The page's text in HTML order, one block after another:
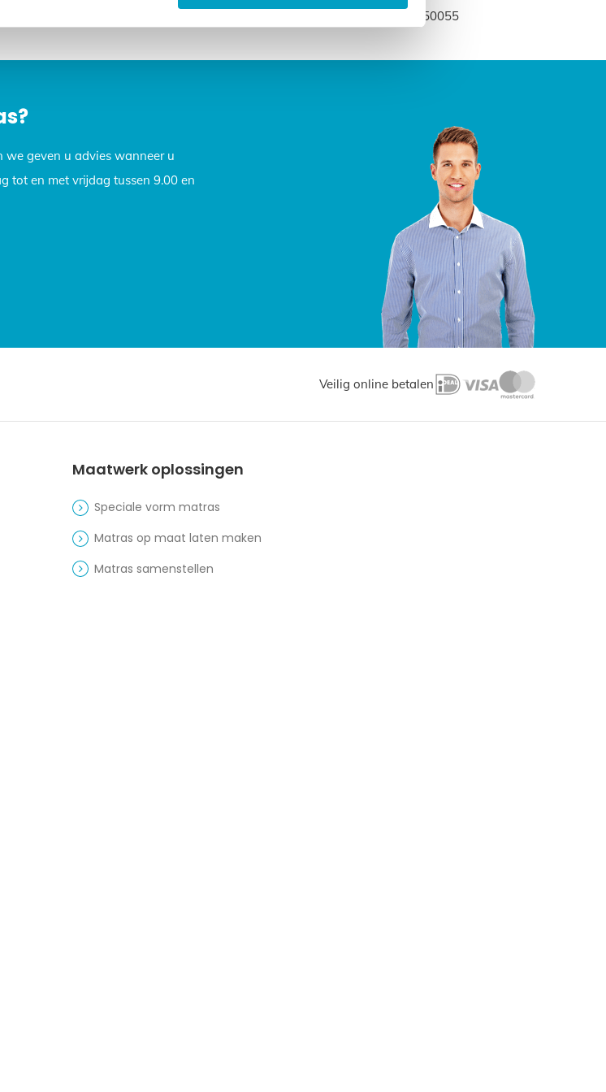
Stuur een e-mail naar info@dekbedenmatras.nl of bel naar 0318-250055
we geven u advies wanneer u
tot en met vrijdag tussen 9.00 en
Veilig online betalen
Maatwerk oplossingen
Speciale vorm matras
Matras op maat laten maken
Matras samenstellen